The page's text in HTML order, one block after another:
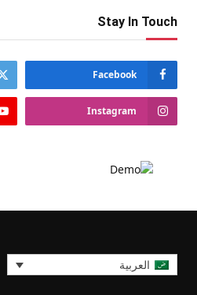
Stay In Touch
Facebook
Instagram
العربية